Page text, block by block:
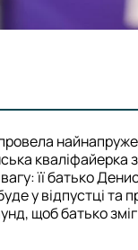
її батько
у відпустці та
щоб батько